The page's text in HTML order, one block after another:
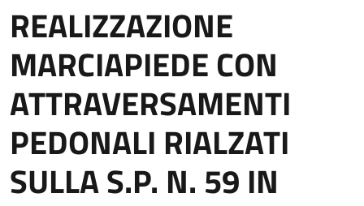
REALIZZAZIONE
MARCIAPIEDE CON
ATTRAVERSAMENTI
PEDONALI RIALZATI
SULLA S.P. N. 59 IN